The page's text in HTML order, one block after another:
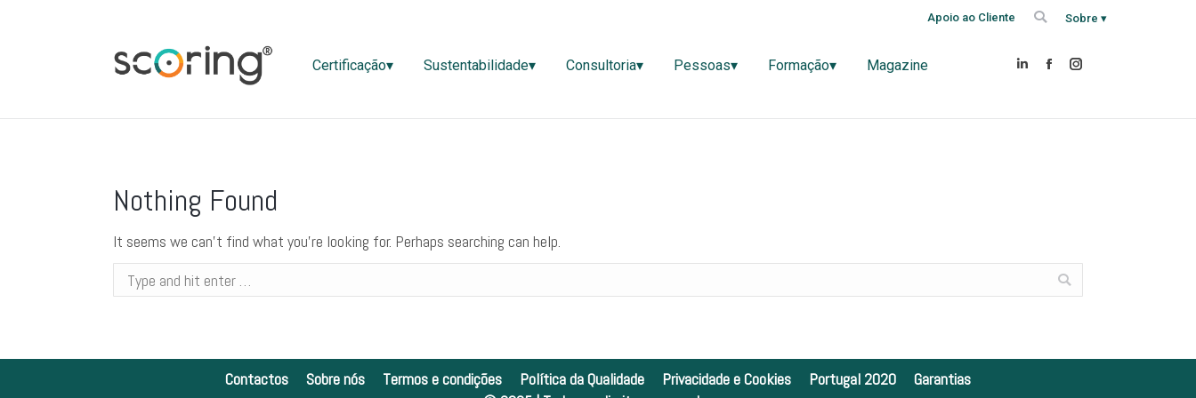
Apoio ao Cliente Search:Sobre ▾
Certificação▾ Sustentabilidade▾ Consultoria▾ Pessoas▾ Formação▾ Magazine LinkedinFacebookInstagram
Nothing Found
It seems we can’t find what you’re looking for. Perhaps searching can help.
Search:
Contactos Sobre nós Termos e condições Política da Qualidade Privacidade e Cookies Portugal 2020
Garantias
Apoio ao Cliente Search:Sobre ▾
Certificação▾ Sustentabilidade▾ Consultoria▾ Formação▾ Magazine LinkedinFacebookInstagram